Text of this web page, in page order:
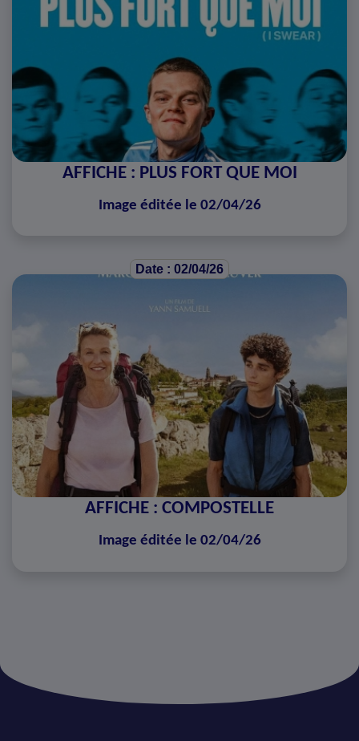
AFFICHE : PLUS FORT QUE MOI
Image éditée le 02/04/26
Date : 02/04/26
AFFICHE : COMPOSTELLE
Image éditée le 02/04/26